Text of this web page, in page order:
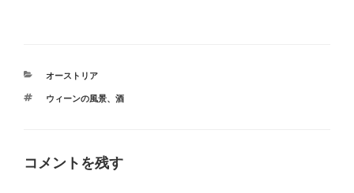
カ
ゴ
オーストリア
タ
ウィーンの風景、 酒
コメントを残す